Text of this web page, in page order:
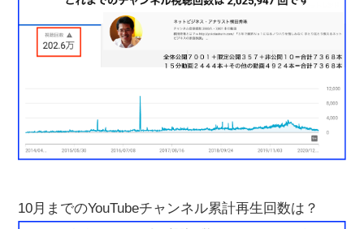
10月までのYouTubeチャンネル累計再生回数は？